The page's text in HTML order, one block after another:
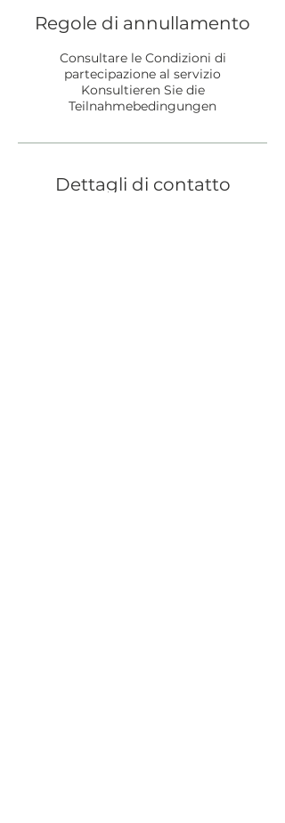
Regole di annullamento
Consultare le Condizioni di
partecipazione al servizio
Konsultieren Sie die
Teilnahmebedingungen
Dettagli di contatto